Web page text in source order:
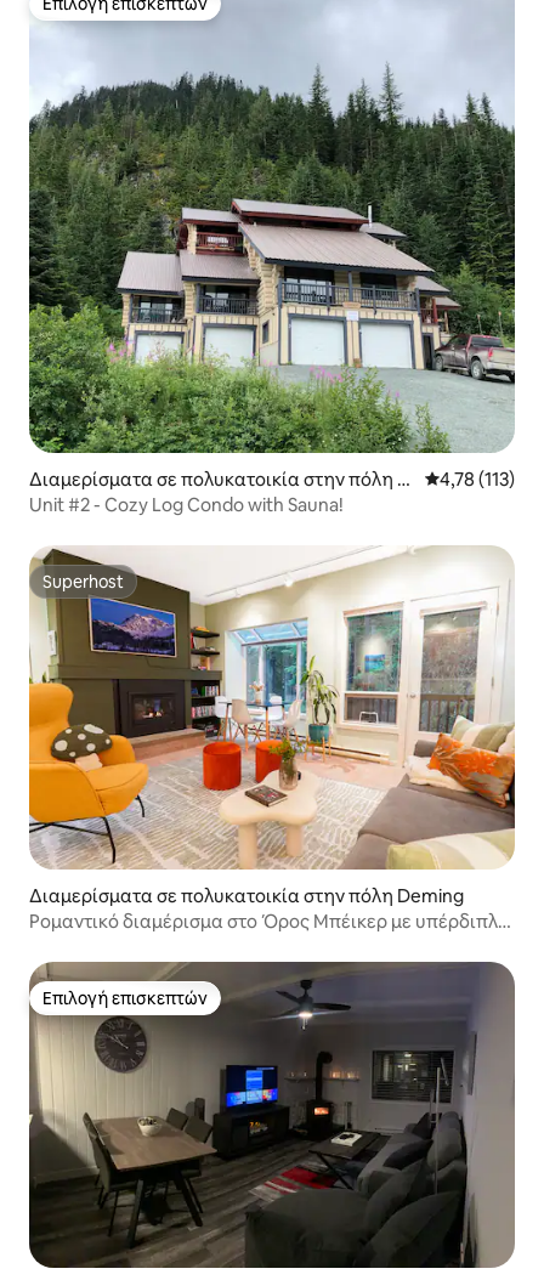
Επιλογή επισκεπτών
Διαμερίσματα σε πολυκατοικία στην πόλη Fr
aser Valley C
Μέση
4,78 (113)
Unit #2 - Cozy Log Condo with Sauna!
Superhost
Superhost
Διαμερίσματα σε πολυκατοικία στην πόλη Deming
Ρομαντικό διαμέρισμα στο Όρος Μπέικερ με υπέρδιπλο
Επιλογή επισκεπτών
Επιλογή επισκεπτών